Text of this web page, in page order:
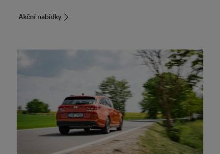
Akční nabídky